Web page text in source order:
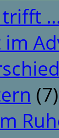
trifft
im
(7)